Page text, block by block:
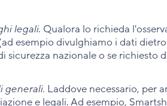
legali. Qualora lo richieda
esempio divulghiamo i dati
sicurezza nazionale o se richiesto
generali. Laddove necessario, per
e legali. Ad esempio,